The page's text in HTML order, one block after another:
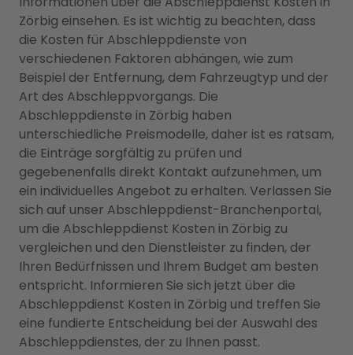
Zörbig einsehen. Es ist wichtig zu beachten, dass
die Kosten für Abschleppdienste von
verschiedenen Faktoren abhängen, wie zum
Beispiel der Entfernung, dem Fahrzeugtyp und der
Art des Abschleppvorgangs. Die
Abschleppdienste in Zörbig haben
unterschiedliche Preismodelle, daher ist es ratsam,
die Einträge sorgfältig zu prüfen und
gegebenenfalls direkt Kontakt aufzunehmen, um
ein individuelles Angebot zu erhalten. Verlassen Sie
sich auf unser Abschleppdienst-Branchenportal,
um die Abschleppdienst Kosten in Zörbig zu
vergleichen und den Dienstleister zu finden, der
Ihren Bedürfnissen und Ihrem Budget am besten
entspricht. Informieren Sie sich jetzt über die
Abschleppdienst Kosten in Zörbig und treffen Sie
eine fundierte Entscheidung bei der Auswahl des
Abschleppdienstes, der zu Ihnen passt.